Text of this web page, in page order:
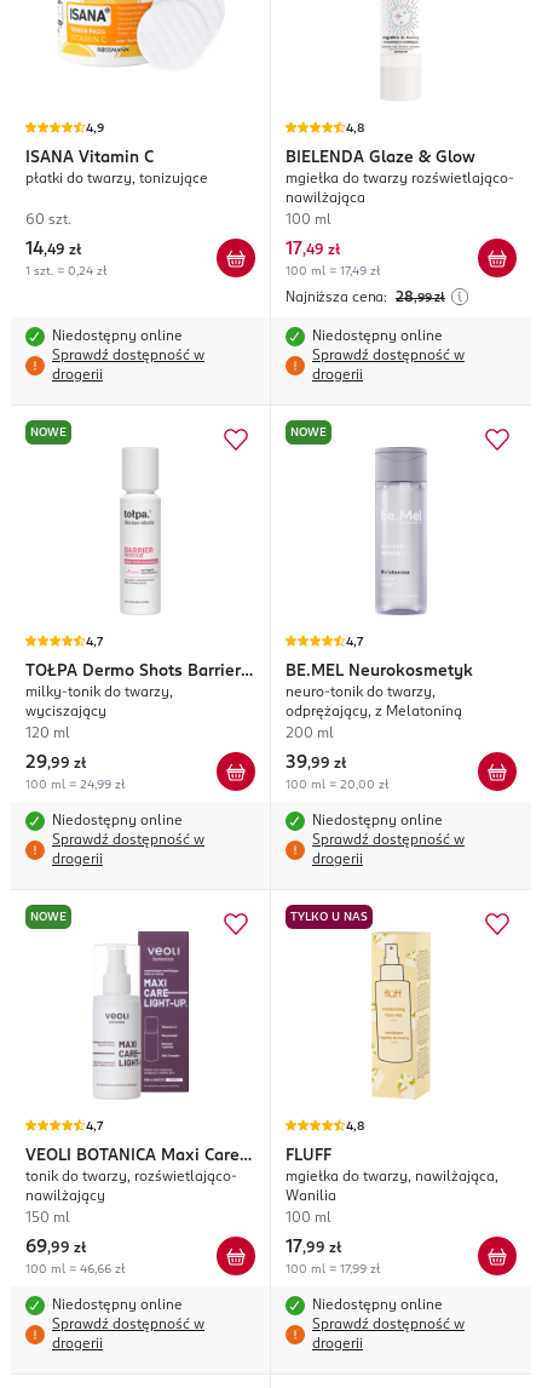
4,9
ISANA Vitamin C
płatki do twarzy, tonizujące
60 szt.
14,49 zł
1 szt. = 0,24 zł
Niedostępny online
Sprawdź dostępność w
drogerii
4,8
BIELENDA Glaze & Glow
mgiełka do twarzy rozświetlająco-
nawilżająca
100 ml
17,49 zł
100 ml = 17,49 zł
Najniższa cena: 28,99 zł
Niedostępny online
Sprawdź dostępność w
drogerii
NOWE
4,7
TOŁPA Dermo Shots Barrier
Rescue
milky-tonik do twarzy,
wyciszający
120 ml
29,99 zł
100 ml = 24,99 zł
Niedostępny online
Sprawdź dostępność w
drogerii
NOWE
4,7
BE.MEL Neurokosmetyk
neuro-tonik do twarzy,
odprężający, z Melatoniną
200 ml
39,99 zł
100 ml = 20,00 zł
Niedostępny online
Sprawdź dostępność w
drogerii
NOWE
4,7
VEOLI BOTANICA Maxi Care
Light-Up
tonik do twarzy, rozświetlająco-
nawilżający
150 ml
69,99 zł
100 ml = 46,66 zł
Niedostępny online
Sprawdź dostępność w
drogerii
TYLKO U NAS
4,8
FLUFF
mgiełka do twarzy, nawilżająca,
Wanilia
100 ml
17,99 zł
100 ml = 17,99 zł
Niedostępny online
Sprawdź dostępność w
drogerii